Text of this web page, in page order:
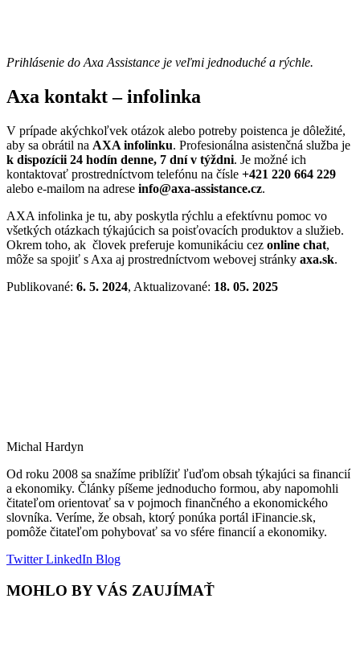
Prihlásenie do Axa Assistance je veľmi jednoduché a rýchle.
Axa kontakt – infolinka
V prípade akýchkoľvek otázok alebo potreby poistenca je dôležité,
aby sa obrátil na AXA infolinku. Profesionálna asistenčná služba je
k dispozícii 24 hodín denne, 7 dní v týždni. Je možné ich
kontaktovať prostredníctvom telefónu na čísle +421 220 664 229
alebo e-mailom na adrese info@axa-assistance.cz.
AXA infolinka je tu, aby poskytla rýchlu a efektívnu pomoc vo
všetkých otázkach týkajúcich sa poisťovacích produktov a služieb.
Okrem toho, ak človek preferuje komunikáciu cez online chat,
môže sa spojiť s Axa aj prostredníctvom webovej stránky axa.sk.
Publikované: 6. 5. 2024, Aktualizované: 18. 05. 2025
Michal Hardyn
Od roku 2008 sa snažíme priblížiť ľuďom obsah týkajúci sa financií
a ekonomiky. Články píšeme jednoducho formou, aby napomohli
čitateľom orientovať sa v pojmoch finančného a ekonomického
slovníka. Veríme, že obsah, ktorý ponúka portál iFinancie.sk,
pomôže čitateľom pohybovať sa vo sfére financií a ekonomiky.
TwitterLinkedIn Blog
MOHLO BY VÁS ZAUJÍMAŤ